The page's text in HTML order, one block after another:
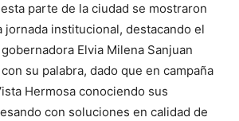
parte de la ciudad se mostraron
jornada institucional, destacando el
Elvia Milena Sanjuan
su palabra, dado que en campaña
Hermosa conociendo sus
con soluciones en calidad de